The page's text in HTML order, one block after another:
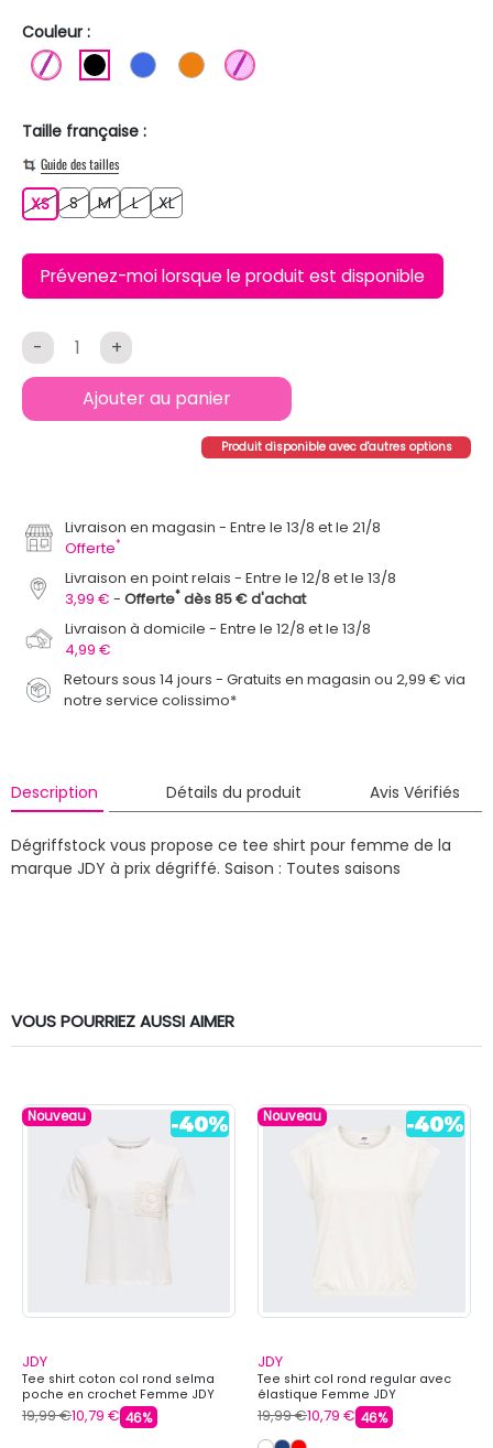
Couleur :
BLANC NOIR BLEU ROIORANGEROSE CLAIR
Taille française :
Guide des tailles
XSXSSS MM LL XLXL
Prévenez-moi lorsque le produit est disponible
- +
Ajouter au panier
Produit disponible avec d'autres options
Livraison en magasin
Entre le 13/8 et le 21/8
Offerte*
Livraison en point relais
Entre le 12/8 et le 13/8
3,99 €
Offerte* dès 85 € d'achat
Livraison à domicile
Entre le 12/8 et le 13/8
4,99 €
Retours sous 14 jours - Gratuits en magasin ou 2,99 € via
notre service colissimo*
Description Détails du produit Avis Vérifiés
Dégriffstock vous propose ce tee shirt pour femme de la
marque JDY à prix dégriffé. Saison : Toutes saisons
VOUS POURRIEZ AUSSI AIMER
Nouveau
JDY
Tee shirt coton col rond selma
poche en crochet Femme JDY
19,99 €10,79 € 46%
Nouveau
JDY
Tee shirt col rond regular avec
élastique Femme JDY
19,99 €10,79 € 46%